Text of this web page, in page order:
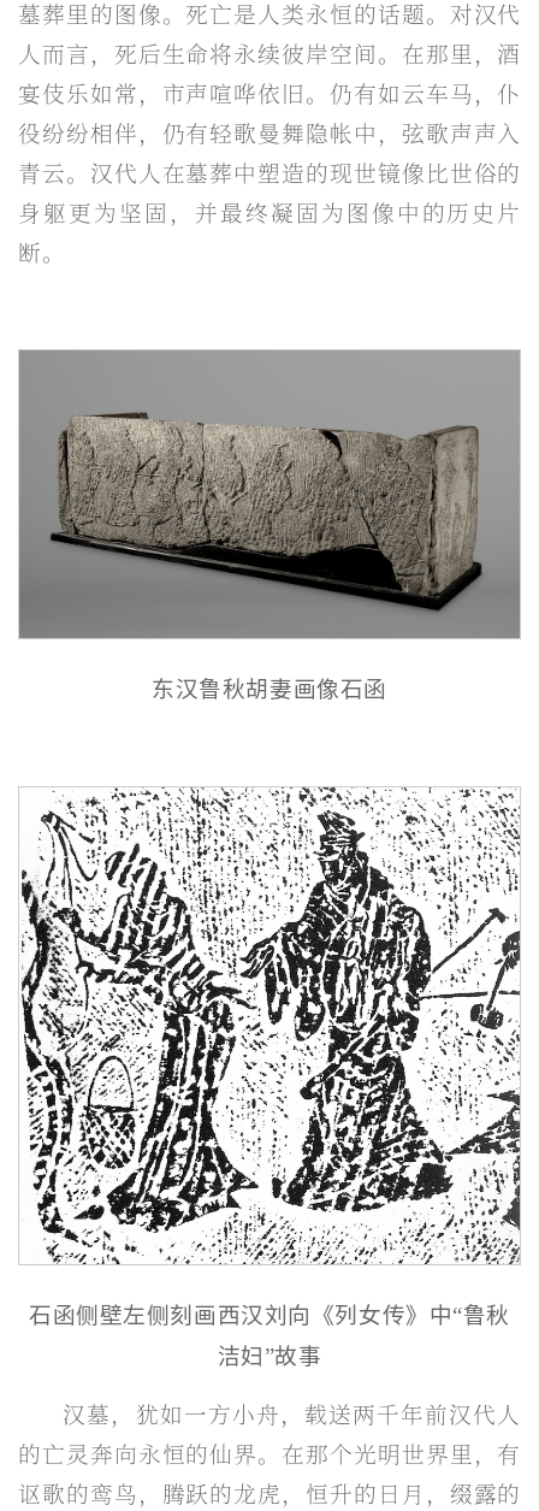
墓葬里的图像。死亡是人类永恒的话题。对汉代
人而言，死后生命将永续彼岸空间。在那里，酒
宴伎乐如常，市声喧哗依旧。仍有如云车马，仆
役纷纷相伴，仍有轻歌曼舞隐帐中，弦歌声声入
青云。汉代人在墓葬中塑造的现世镜像比世俗的
身躯更为坚固，并最终凝固为图像中的历史片
断。
东汉鲁秋胡妻画像石函
石函侧壁左侧刻画西汉刘向《列女传》中“鲁秋
洁妇”故事
汉墓，犹如一方小舟，载送两千年前汉代人
的亡灵奔向永恒的仙界。在那个光明世界里，有
讴歌的鸾鸟，腾跃的龙虎，恒升的日月，缀露的